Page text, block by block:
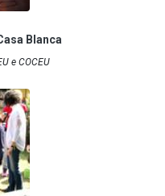
Blanca
e COCEU